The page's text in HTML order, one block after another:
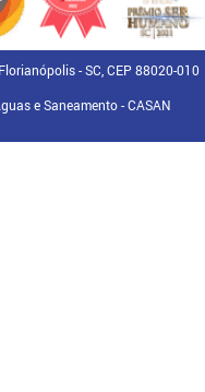
- SC, CEP 88020-010
e Saneamento - CASAN